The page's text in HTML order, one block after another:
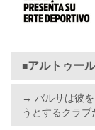
■アルトゥー
→ バルサは彼
うとするクラブ